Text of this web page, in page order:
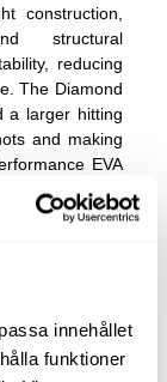
innehållet
funktioner
construction,
structural
reducing
The Diamond
a larger hitting
and making
EVA
consistent
design helps
confidence
paddles for a